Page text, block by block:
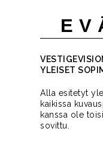
YLEISET
Alla esitetyt
kaikissa
kanssa ole
sovittu.